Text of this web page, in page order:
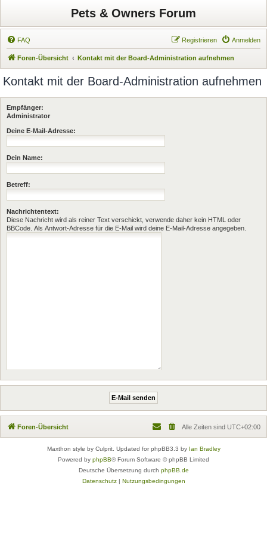
Pets & Owners Forum
FAQ Anmelden
Registrieren
Foren-Übersicht Kontakt mit der Board-Administration aufnehmen
Kontakt mit der Board-Administration aufnehmen
Empfänger:
Administrator
Deine E-Mail-Adresse:
Dein Name:
Betreff:
Nachrichtentext:
Diese Nachricht wird als reiner Text verschickt, verwende daher kein HTML oder
BBCode. Als Antwort-Adresse für die E-Mail wird deine E-Mail-Adresse angegeben.
Foren-Übersicht Alle Zeiten sind UTC+02:00
Maxthon style by Culprit. Updated for phpBB3.3 by Ian Bradley
Powered by phpBB® Forum Software © phpBB Limited
Deutsche Übersetzung durch phpBB.de
Datenschutz| Nutzungsbedingungen